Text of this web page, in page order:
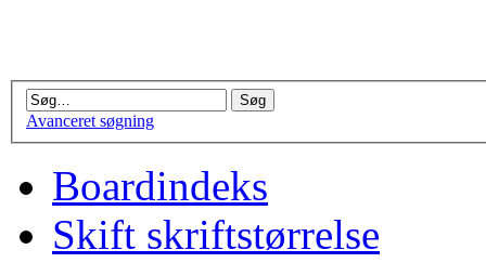
Avanceret søgning
Boardindeks
Skift skriftstørrelse